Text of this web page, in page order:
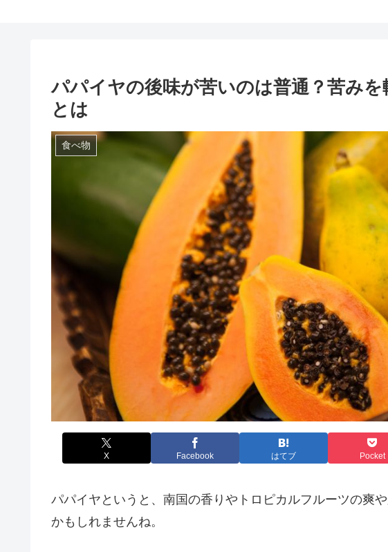
パパイヤの後味が苦いのは普通？苦み
とは
食べ物
X Facebook はてブ Pocket
パパイヤというと、南国の香りやトロピカルフルーツの爽
かもしれませんね。